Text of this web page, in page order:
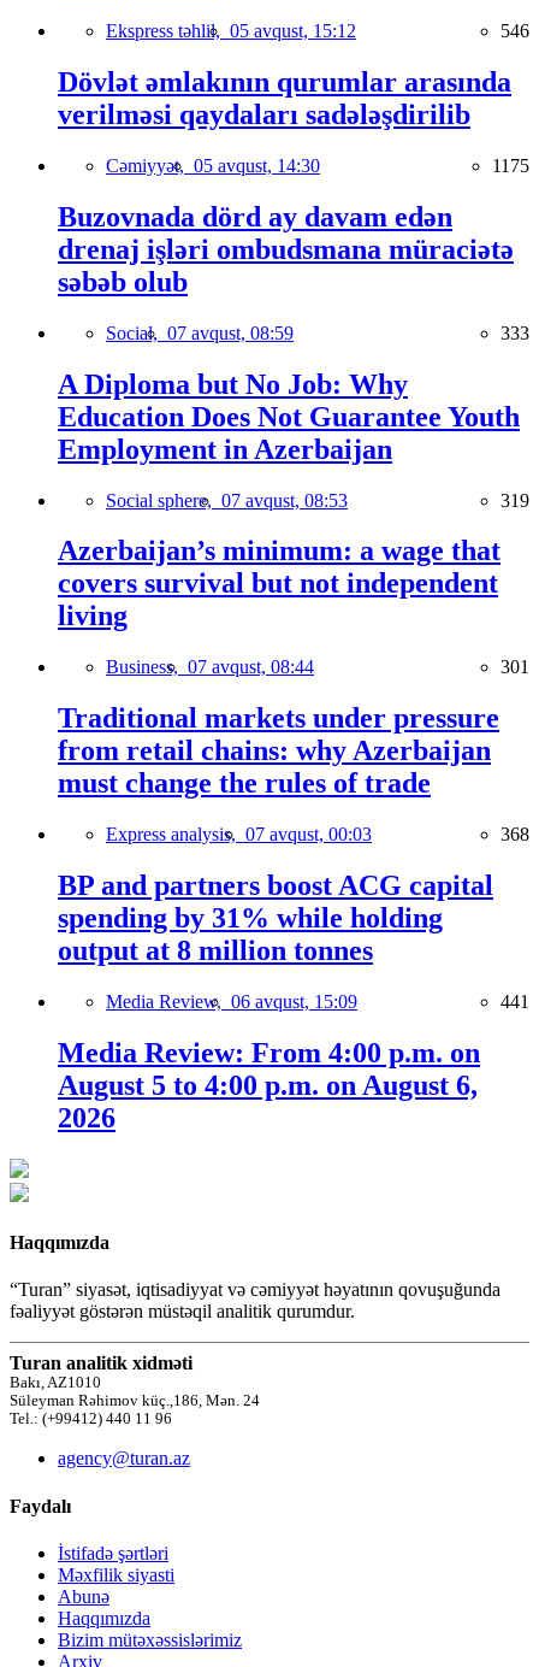
Ekspress təhlil, 05 avqust, 15:12 546
Dövlət əmlakının qurumlar arasında
verilməsi qaydaları sadələşdirilib
Cəmiyyət, 05 avqust, 14:30 1175
Buzovnada dörd ay davam edən
drenaj işləri ombudsmana müraciətə
səbəb olub
Social, 07 avqust, 08:59 333
A Diploma but No Job: Why
Education Does Not Guarantee Youth
Employment in Azerbaijan
Social sphere, 07 avqust, 08:53 319
Azerbaijan’s minimum: a wage that
covers survival but not independent
living
Business, 07 avqust, 08:44 301
Traditional markets under pressure
from retail chains: why Azerbaijan
must change the rules of trade
Express analysis, 07 avqust, 00:03 368
BP and partners boost ACG capital
spending by 31% while holding
output at 8 million tonnes
Media Review, 06 avqust, 15:09 441
Media Review: From 4:00 p.m. on
August 5 to 4:00 p.m. on August 6,
2026
Haqqımızda
“Turan” siyasət, iqtisadiyyat və cəmiyyət həyatının qovuşuğunda
fəaliyyət göstərən müstəqil analitik qurumdur.
Turan analitik xidməti
Bakı, AZ1010
Süleyman Rəhimov küç.,186, Mən. 24
Tel.: (+99412) 440 11 96
agency@turan.az
Faydalı
İstifadə şərtləri
Məxfilik siyasti
Abunə
Haqqımızda
Bizim mütəxəssislərimiz
Arxiv